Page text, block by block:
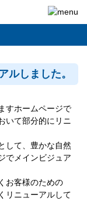
ルしました。
すホームページで
いて部分的にリニ
して、豊かな自然
でメインビジュア
お客様のための
リニューアルして